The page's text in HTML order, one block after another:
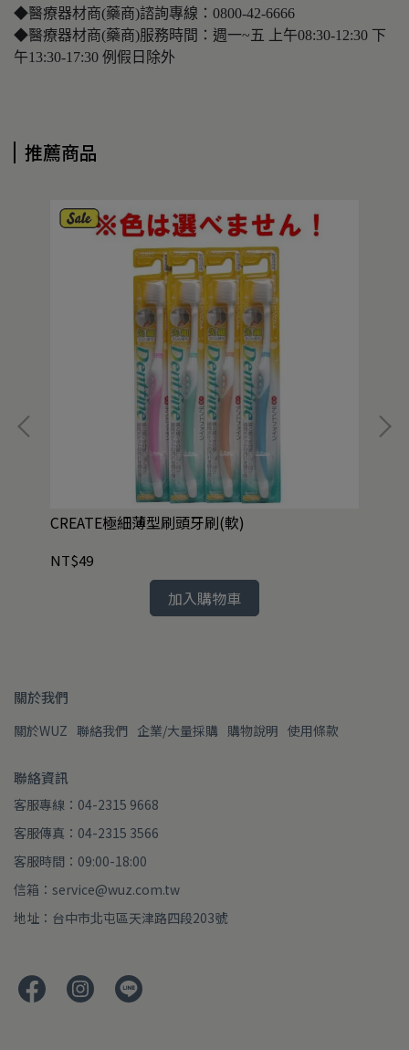
◆醫療器材商(藥商)諮詢專線：0800-42-6666
◆醫療器材商(藥商)服務時間：週一~五 上午08:30-12:30 下
午13:30-17:30 例假日除外
推薦商品
CREATE極細薄型刷頭牙刷(軟)
NT$49
加入購物車
關於我們
關於WUZ 聯絡我們 企業/大量採購 購物說明 使用條款
聯絡資訊
客服專線：04-2315 9668
客服傳真：04-2315 3566
客服時間：09:00-18:00
信箱：service@wuz.com.tw
地址：台中市北屯區天津路四段203號